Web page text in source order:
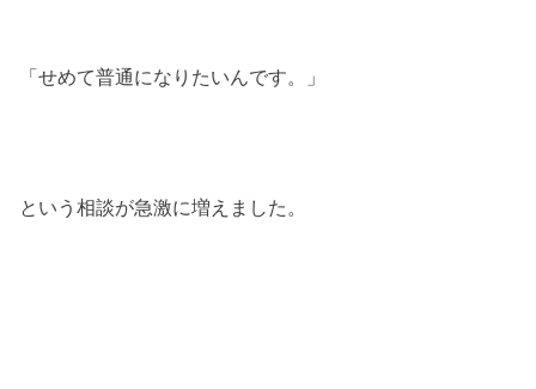
「せめて普通になりたいんです。」
という相談が急激に増えました。